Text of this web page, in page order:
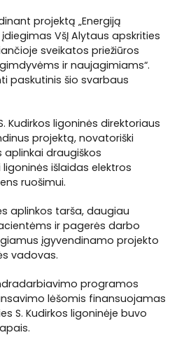
projektą „Energiją
VšĮ Alytaus apskrities
sveikatos priežiūros
ir naujagimiams“.
paskutinis šio svarbaus
Kudirkos ligoninės direktoriaus
projektą, novatoriški
aplinkai draugiškos
išlaidas elektros
ruošimui.
aplinkos tarša, daugiau
ir pagerės darbo
įgyvendinamo projekto
vadovas.
programos
lėšomis finansuojamas
S. Kudirkos ligoninėje buvo